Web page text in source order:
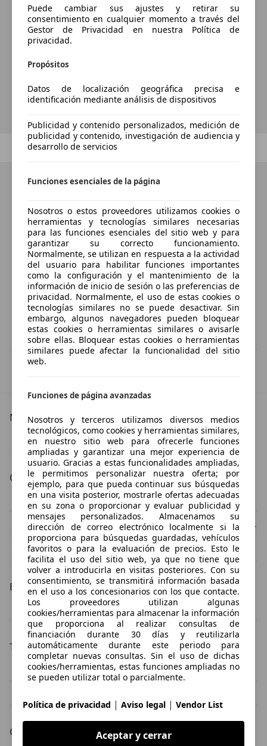
¿Desea ser informado
automáticamente sobre vehículos
Guardar búsqueda
Anterior
IVA deducible
Más detalles
MINI 3/5 Puertas Especificaciones técnicas
Carrocería
MINI 3/5 Puertas coche pequeño
MINI 3/5 Puertas sedán
MINI 3/5 Puertas cabrio
MINI 3/5 Puertas familiar
MINI 3/5 Puertas SUV/4x4/pickup
MINI 3/5 Puertas coupé
Estado del vehículo
MINI 3/5 Puertas ocasión
MINI 3/5 Puertas nuevo
Tipos de combustible
MINI 3/5 Puertas gasolina
MINI 3/5 Puertas diésel
Color de la carrocería
Puede cambiar sus ajustes y retirar su
consentimiento en cualquier momento a través del
Gestor de Privacidad en nuestra Política de
privacidad.
Propósitos
Datos de localización geográfica precisa e
identificación mediante análisis de dispositivos
Publicidad y contenido personalizados, medición de
publicidad y contenido, investigación de audiencia y
desarrollo de servicios
Funciones esenciales de la página
Nosotros o estos proveedores utilizamos cookies o
herramientas y tecnologías similares necesarias
para las funciones esenciales del sitio web y para
garantizar su correcto funcionamiento.
Normalmente, se utilizan en respuesta a la actividad
del usuario para habilitar funciones importantes
como la configuración y el mantenimiento de la
información de inicio de sesión o las preferencias de
privacidad. Normalmente, el uso de estas cookies o
tecnologías similares no se puede desactivar. Sin
embargo, algunos navegadores pueden bloquear
estas cookies o herramientas similares o avisarle
sobre ellas. Bloquear estas cookies o herramientas
similares puede afectar la funcionalidad del sitio
web.
Funciones de página avanzadas
Nosotros y terceros utilizamos diversos medios
tecnológicos, como cookies y herramientas similares,
en nuestro sitio web para ofrecerle funciones
ampliadas y garantizar una mejor experiencia de
usuario. Gracias a estas funcionalidades ampliadas,
le permitimos personalizar nuestra oferta; por
ejemplo, para que pueda continuar sus búsquedas
en una visita posterior, mostrarle ofertas adecuadas
en su zona o proporcionar y evaluar publicidad y
mensajes personalizados. Almacenamos su
dirección de correo electrónico localmente si la
proporciona para búsquedas guardadas, vehículos
favoritos o para la evaluación de precios. Esto le
facilita el uso del sitio web, ya que no tiene que
volver a introducirla en visitas posteriores. Con su
consentimiento, se transmitirá información basada
en el uso a los concesionarios con los que contacte.
Los proveedores utilizan algunas
cookies/herramientas para almacenar la información
que proporciona al realizar consultas de
financiación durante 30 días y reutilizarla
automáticamente durante este periodo para
completar nuevas consultas. Sin el uso de dichas
cookies/herramientas, estas funciones ampliadas no
se pueden utilizar total o parcialmente.
Política de privacidad | Aviso legal | Vendor List
Aceptar y cerrar